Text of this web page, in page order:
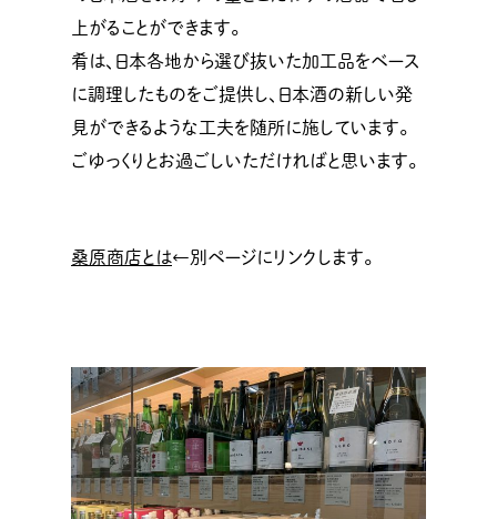
上がることができます。
肴は、日本各地から選び抜いた加工品をベース
に調理したものをご提供し、日本酒の新しい発
見ができるような工夫を随所に施しています。
ごゆっくりとお過ごしいただければと思います。
桑原商店とは←別ページにリンクします。